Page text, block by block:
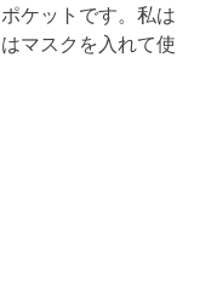
ケットです。私は
マスクを入れて使